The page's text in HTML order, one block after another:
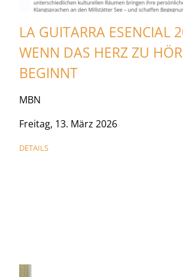
LA GUITARRA ESENCIAL
WENN DAS HERZ ZU
BEGINNT
MBN
Freitag, 13. März 2026
DETAILS